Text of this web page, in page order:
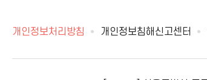
개인정보처리방침 개인정보침해신고센터